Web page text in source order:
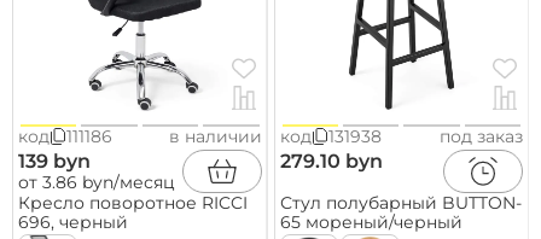
код 111186 в наличии
139 byn
от 3.86 byn/месяц
Кресло поворотное RICCI
696, черный
код 131938 под заказ
279.10 byn
Стул полубарный BUTTON-
65 мореный/черный